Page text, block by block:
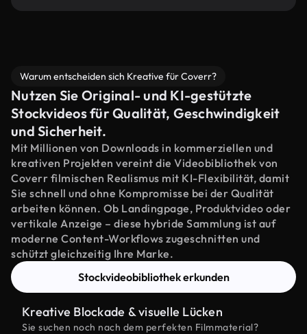
Warum entscheiden sich Kreative für Coverr?
Nutzen Sie Original- und KI-gestützte
Stockvideos für Qualität, Geschwindigkeit
und Sicherheit.
Mit Millionen von Downloads in kommerziellen und
kreativen Projekten vereint die Videobibliothek von
Coverr filmischen Realismus mit KI-Flexibilität, damit
Sie schnell und ohne Kompromisse bei der Qualität
arbeiten können. Ob Landingpage, Produktvideo oder
vertikale Anzeige – diese hybride Sammlung ist auf
moderne Content-Workflows zugeschnitten und
schützt gleichzeitig Ihre Marke.
Stockvideobibliothek erkunden
Kreative Blockade & visuelle Lücken
Sie suchen noch nach dem perfekten Filmmaterial?